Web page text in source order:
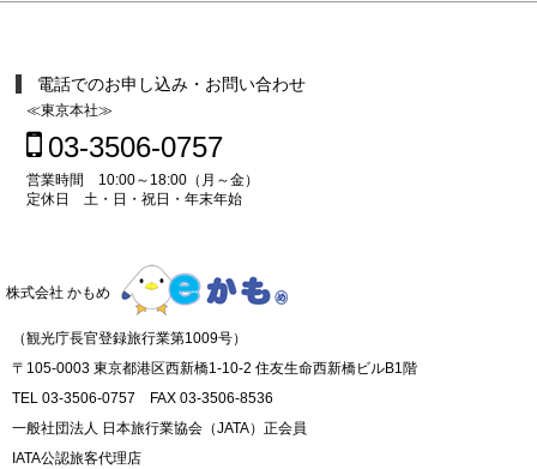
電話でのお申し込み・お問い合わせ
≪東京本社≫
03-3506-0757
営業時間 10:00～18:00（月～金）
定休日 土・日・祝日・年末年始
株式会社 かもめ
（観光庁長官登録旅行業第1009号）
〒105-0003 東京都港区西新橋1-10-2 住友生命西新橋ビルB1階
TEL 03-3506-0757 FAX 03-3506-8536
一般社団法人 日本旅行業協会（JATA）正会員
IATA公認旅客代理店